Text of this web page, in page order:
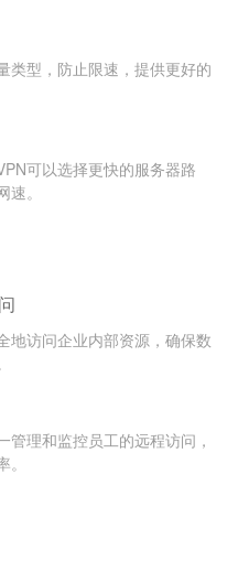
类型，防止限速，提供更好的
可以选择更快的服务器路
。
地访问企业内部资源，确保数
管理和监控员工的远程访问，